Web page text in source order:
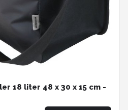
18 liter 48 x 30 x 15 cm -